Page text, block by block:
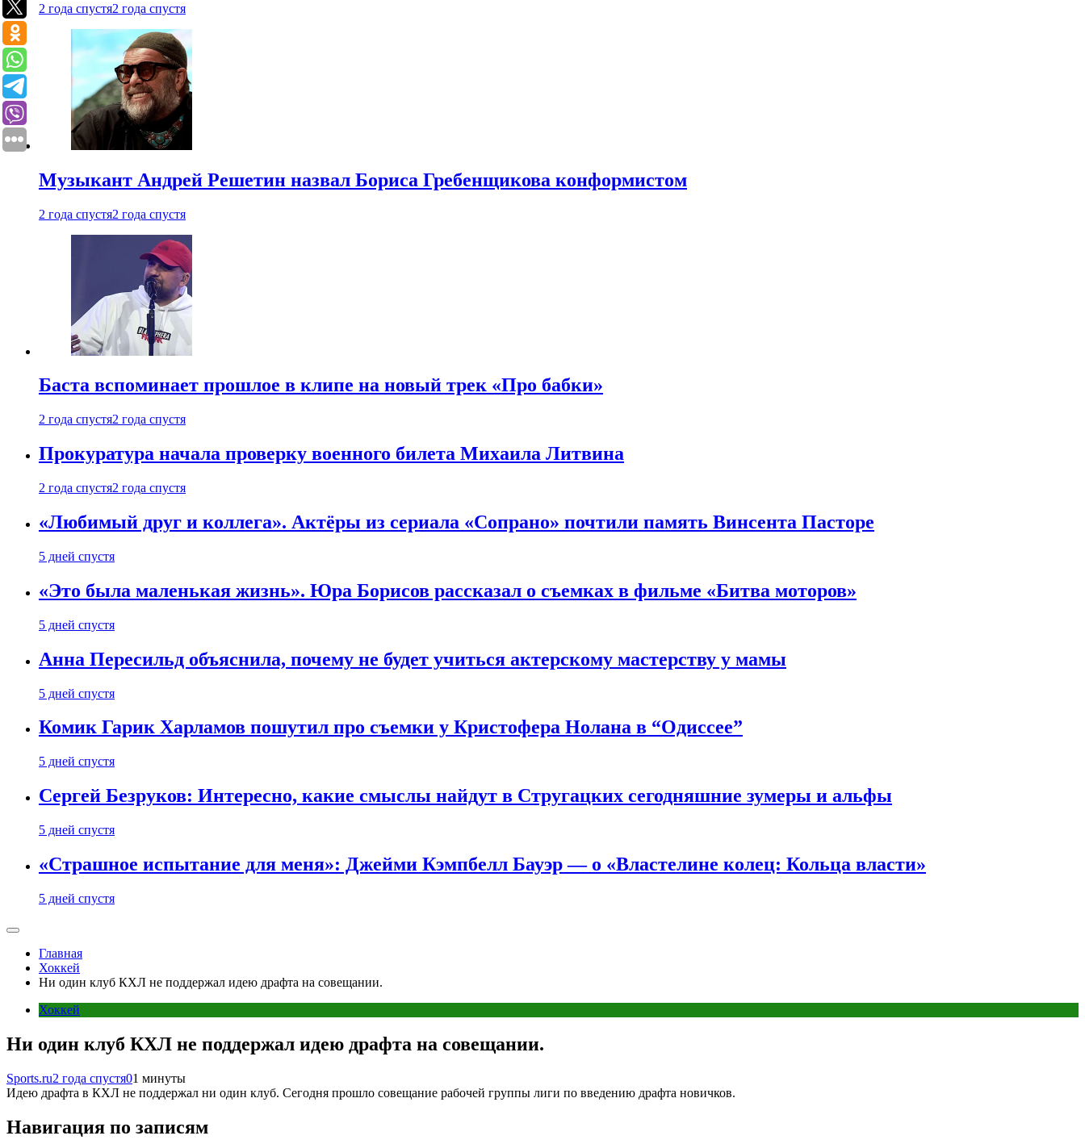
2 года спустя2 года спустя
Музыкант Андрей Решетин назвал Бориса Гребенщикова конформистом
2 года спустя2 года спустя
Баста вспоминает прошлое в клипе на новый трек «Про бабки»
2 года спустя2 года спустя
Прокуратура начала проверку военного билета Михаила Литвина
2 года спустя2 года спустя
«Любимый друг и коллега». Актёры из сериала «Сопрано» почтили память Винсента Пасторе
5 дней спустя
«Это была маленькая жизнь». Юра Борисов рассказал о съемках в фильме «Битва моторов»
5 дней спустя
Анна Пересильд объяснила, почему не будет учиться актерскому мастерству у мамы
5 дней спустя
Комик Гарик Харламов пошутил про съемки у Кристофера Нолана в “Одиссее”
5 дней спустя
Сергей Безруков: Интересно, какие смыслы найдут в Стругацких сегодняшние зумеры и альфы
5 дней спустя
«Страшное испытание для меня»: Джейми Кэмпбелл Бауэр — о «Властелине колец: Кольца власти»
5 дней спустя
Главная
Хоккей
Ни один клуб КХЛ не поддержал идею драфта на совещании.
Хоккей
Ни один клуб КХЛ не поддержал идею драфта на совещании.
Sports.ru2 года спустя01 минуты
Идею драфта в КХЛ не поддержал ни один клуб. Сегодня прошло совещание рабочей группы лиги по введению драфта новичков.
Навигация по записям